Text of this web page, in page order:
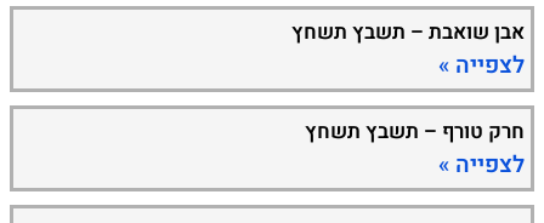
אבן שואבת – תשבץ תשחץ
לצפייה »
חרק טורף – תשבץ תשחץ
לצפייה »